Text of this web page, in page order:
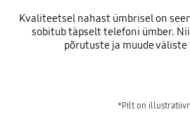
Kvaliteetsel nahast ümbrisel on
sobitub täpselt telefoni ümber.
põrutuste ja muude väliste
*Pilt on